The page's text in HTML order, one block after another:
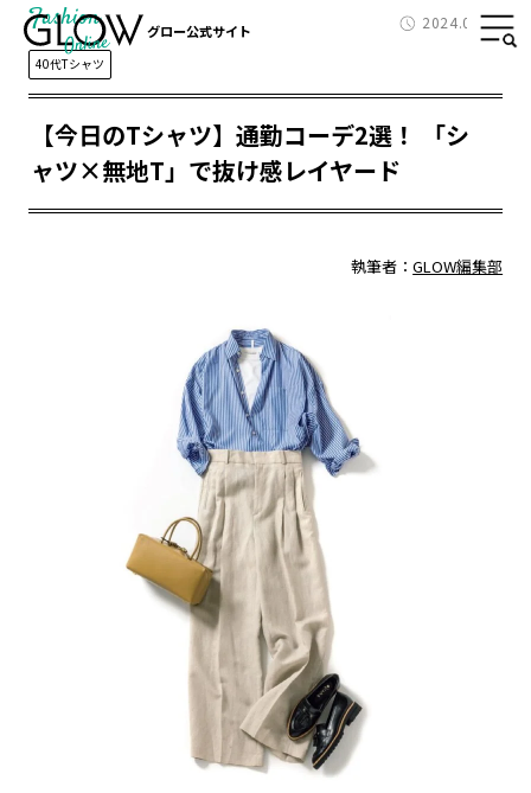
グロー公式サイト 2024.07.03
Fashion
40代Tシャツ
【今日のTシャツ】通勤コーデ2選！ 「シ
ャツ×無地T」で抜け感レイヤード
執筆者：GLOW編集部